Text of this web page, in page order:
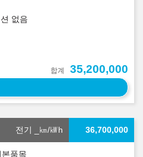
없음
합계 35,200,000
전기 _ ㎞/㎾h 36,700,000